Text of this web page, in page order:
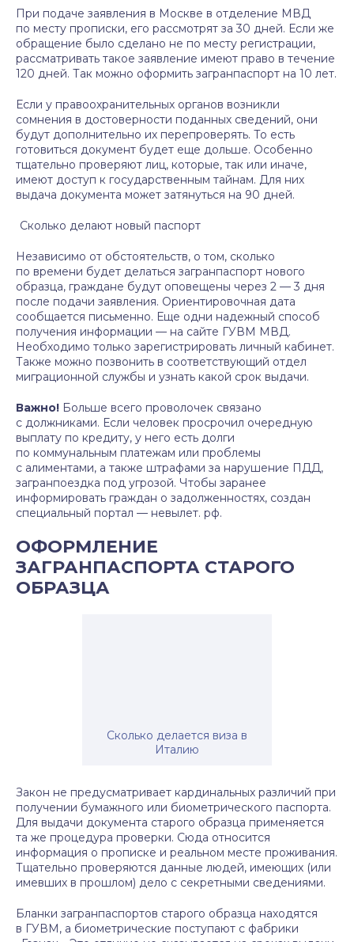
При подаче заявления в Москве в отделение МВД
по месту прописки, его рассмотрят за 30 дней. Если же
обращение было сделано не по месту регистрации,
рассматривать такое заявление имеют право в течение
120 дней. Так можно оформить загранпаспорт на 10 лет.
Если у правоохранительных органов возникли
сомнения в достоверности поданных сведений, они
будут дополнительно их перепроверять. То есть
готовиться документ будет еще дольше. Особенно
тщательно проверяют лиц, которые, так или иначе,
имеют доступ к государственным тайнам. Для них
выдача документа может затянуться на 90 дней.
Сколько делают новый паспорт
Независимо от обстоятельств, о том, сколько
по времени будет делаться загранпаспорт нового
образца, граждане будут оповещены через 2 — 3 дня
после подачи заявления. Ориентировочная дата
сообщается письменно. Еще одни надежный способ
получения информации — на сайте ГУВМ МВД.
Необходимо только зарегистрировать личный кабинет.
Также можно позвонить в соответствующий отдел
миграционной службы и узнать какой срок выдачи.
Важно! Больше всего проволочек связано
с должниками. Если человек просрочил очередную
выплату по кредиту, у него есть долги
по коммунальным платежам или проблемы
с алиментами, а также штрафами за нарушение ПДД,
загранпоездка под угрозой. Чтобы заранее
информировать граждан о задолженностях, создан
специальный портал — невылет. рф.
ОФОРМЛЕНИЕ
ЗАГРАНПАСПОРТА СТАРОГО
ОБРАЗЦА
Cколько делается виза в
Италию
Закон не предусматривает кардинальных различий при
получении бумажного или биометрического паспорта.
Для выдачи документа старого образца применяется
та же процедура проверки. Сюда относится
информация о прописке и реальном месте проживания.
Тщательно проверяются данные людей, имеющих (или
имевших в прошлом) дело с секретными сведениями.
Бланки загранпаспортов старого образца находятся
в ГУВМ, а биометрические поступают с фабрики